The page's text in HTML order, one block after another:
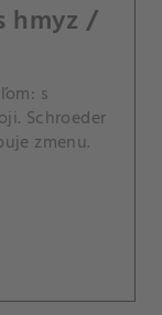
hmyz /
s
Schroeder
zmenu.